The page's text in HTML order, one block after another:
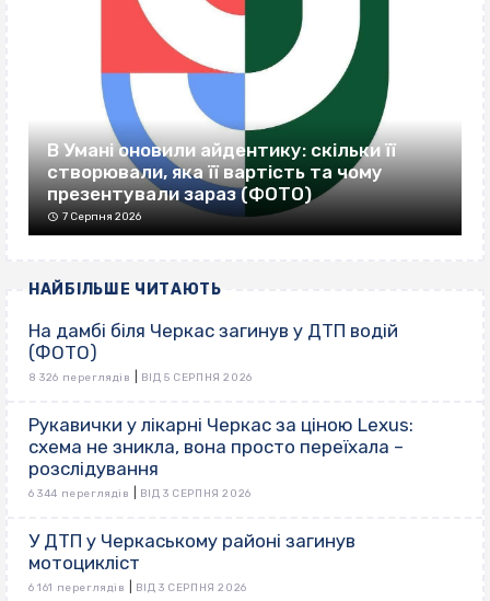
В Умані оновили айдентику: скільки її
створювали, яка її вартість та чому
презентували зараз (ФОТО)
7 Серпня 2026
НАЙБІЛЬШЕ ЧИТАЮТЬ
На дамбі біля Черкас загинув у ДТП водій
(ФОТО)
8 326 переглядів ВІД 5 СЕРПНЯ 2026
Рукавички у лікарні Черкас за ціною Lexus:
схема не зникла, вона просто переїхала –
розслідування
6 344 переглядів ВІД 3 СЕРПНЯ 2026
У ДТП у Черкаському районі загинув
мотоцикліст
6 161 переглядів ВІД 3 СЕРПНЯ 2026